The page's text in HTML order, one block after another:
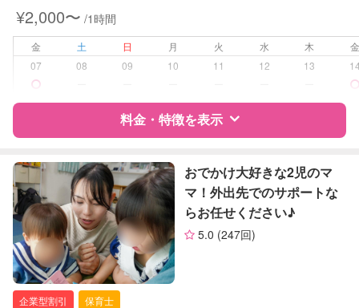
¥2,000〜 /1時間
金 土 日 月 火 水 木
07
08 09 10 11 12 13
料金・特徴を表示
特徴 料金 レビュー
サポートの特徴
資格
企業型割引対象(旧内閣府補助対象)
自治体届出済ベビーシッター
保育士
おでかけ大好きな2児のマ
マ！外出先でのサポートな
らお任せください♪
5.0 (247回)
企業型割引
保育士